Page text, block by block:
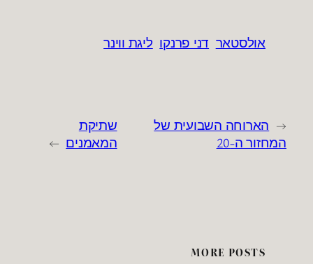
אולסטאר דני פרנקו ליגת ווינר
← הארוחה השבועית של
המחזור ה-20
שתיקת
המאמנים →
MORE POSTS